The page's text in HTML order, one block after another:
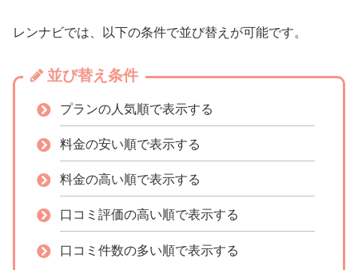
レンナビでは、以下の条件で並び替えが可能です。
並び替え条件
プランの人気順で表示する
料金の安い順で表示する
料金の高い順で表示する
口コミ評価の高い順で表示する
口コミ件数の多い順で表示する